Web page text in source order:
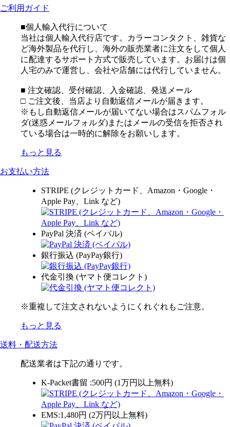
ご利用ガイド
■個人輸入代行について
当社は個人輸入代行店です。カラーコンタクト、雑貨な
ど海外製品を代行し、海外の販売業者に注文をして個人
に配達するサポート方式で販売しています。お届けは個
人宅のみで運営し、会社や店舗には代行していません。
■ 注文確認、受付確認、入金確認、発送メール
□ ご注文後、当店より自動返信メールが届きます。
※もし自動返信メールが届いてない場合はスパムフォル
ダ(迷惑メールフォルダ)またはメールの受信を拒否され
ている場合は一時的に解除をお願いします。
もっと見る
お支払い方法
STRIPE (クレジットカード、Amazon・Google・
Apple Pay、Link など)
PayPal 決済 (ペイパル)
銀行振込 (PayPay銀行)
代金引換 (ヤマト便コレクト)
※重複して注文されないようにくれぐれもご注意。
もっと見る
送料・配送方法
配送業者は下記の通りです。
K-Packet書留 :500円 (1万円以上無料)
EMS:1,480円 (2万円以上無料)